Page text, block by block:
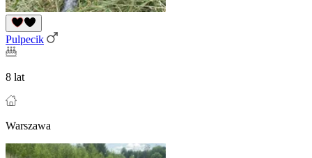
Pulpecik
8 lat
Warszawa